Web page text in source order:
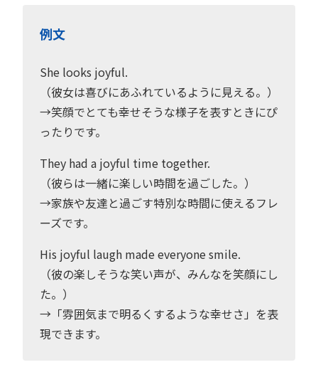
例文
She looks joyful.
（彼女は喜びにあふれているように見える。）
→笑顔でとても幸せそうな様子を表すときにぴ
ったりです。
They had a joyful time together.
（彼らは一緒に楽しい時間を過ごした。）
→家族や友達と過ごす特別な時間に使えるフレ
ーズです。
His joyful laugh made everyone smile.
（彼の楽しそうな笑い声が、みんなを笑顔にし
た。）
→「雰囲気まで明るくするような幸せさ」を表
現できます。